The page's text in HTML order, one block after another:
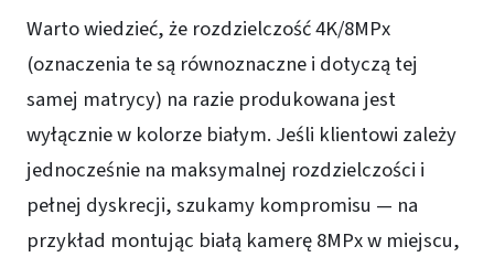
Warto wiedzieć, że rozdzielczość 4K/8MPx
(oznaczenia te są równoznaczne i dotyczą tej
samej matrycy) na razie produkowana jest
wyłącznie w kolorze białym. Jeśli klientowi zależy
jednocześnie na maksymalnej rozdzielczości i
pełnej dyskrecji, szukamy kompromisu — na
przykład montując białą kamerę 8MPx w miejscu,